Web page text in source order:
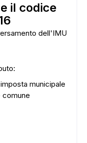
il codice
dell'IMU
municipale
comune